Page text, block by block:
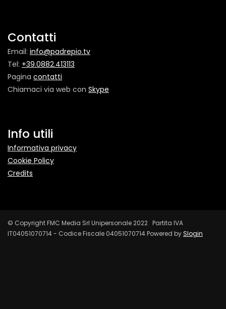
Contatti
Email: info@padrepio.tv
Tel: +39.0882.413113
Pagina contatti
Chiamaci via web con Skype
Info utili
Informativa privacy
Cookie Policy
Credits
© Copyright FMC Media Srl Unipersonale 2022 Partita IVA
IT04051070714 - Codice Fiscale 04051070714 Powered bySlogin